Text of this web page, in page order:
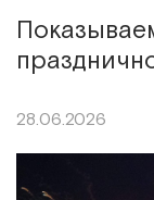
28.06.2026